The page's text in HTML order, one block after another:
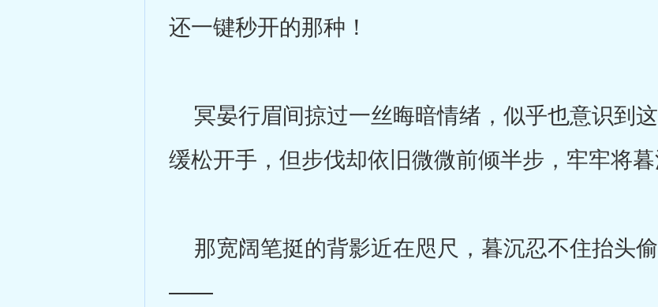
还一键秒开的那种！
冥晏行眉间掠过一丝晦暗情绪，似乎也意识到
缓松开手，但步伐却依旧微微前倾半步，牢牢将暮
那宽阔笔挺的背影近在咫尺，暮沉忍不住抬头
——